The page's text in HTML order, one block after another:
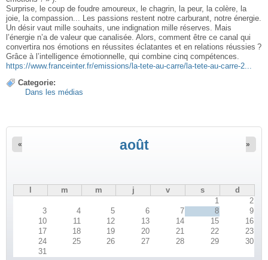
Surprise, le coup de foudre amoureux, le chagrin, la peur, la colère, la
joie, la compassion... Les passions restent notre carburant, notre énergie.
Un désir vaut mille souhaits, une indignation mille réserves. Mais
l’énergie n’a de valeur que canalisée. Alors, comment être ce canal qui
convertira nos émotions en réussites éclatantes et en relations réussies ?
Grâce à l’intelligence émotionnelle, qui combine cinq compétences.
https://www.franceinter.fr/emissions/la-tete-au-carre/la-tete-au-carre-2...
Categorie:
Dans les médias
août
« »
m m j v s
d
1
2
3
4 5 6 7 8
9
10
11 12 13 14 15
16
17
18 19 20 21 22
23
24
25 26 27 28 29
30
31